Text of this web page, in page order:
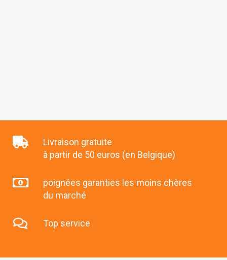
Livraison gratuite
à partir de 50 euros (en Belgique)
poignées garanties les moins chères
du marché
Top service